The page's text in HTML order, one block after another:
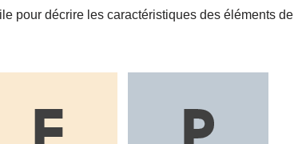
pour décrire les caractéristiques des éléments de